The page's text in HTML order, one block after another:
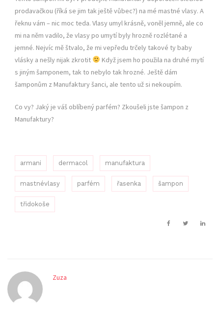
prodavačkou (říká se jim tak ještě vůbec?) na mé mastné vlasy. A
řeknu vám – nic moc teda. Vlasy umyl krásně, voněl jemně, ale co
mi na něm vadilo, že vlasy po umytí byly hrozně rozlétané a
jemné. Nejvíc mě štvalo, že mi vepředu trčely takové ty baby
vlásky a nešly nijak zkrotit
Když jsem ho použila na druhé mytí
s jiným šamponem, tak to nebylo tak hrozné. Ještě dám
šamponům z Manufaktury šanci, ale tento už si nekoupím.
Co vy? Jaký je váš oblíbený parfém? Zkoušeli jste šampon z
Manufaktury?
armani dermacol manufaktura
mastnévlasy parfém řasenka šampon
třidokoše
Zuza